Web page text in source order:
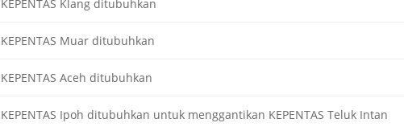
KEPENTAS Klang ditubuhkan
KEPENTAS Muar ditubuhkan
KEPENTAS Aceh ditubuhkan
KEPENTAS Ipoh ditubuhkan untuk menggantikan KEPENTAS Teluk Intan